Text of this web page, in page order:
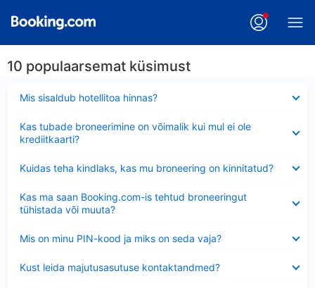
10 populaarsemat küsimust
Mis sisaldub hotellitoa hinnas?
Kas tubade broneerimine on võimalik kui mul ei ole
krediitkaarti?
Kuidas teha kindlaks, kas mu broneering on kinnitatud?
Kas ma saan Booking.com-is tehtud broneeringut
tühistada või muuta?
Mis on minu PIN-kood ja miks on seda vaja?
Kust leida majutusasutuse kontaktandmed?